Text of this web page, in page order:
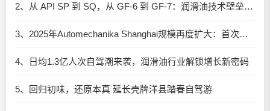
2、从 API SP 到 SQ，从 GF-6 到 GF-7：润滑油技术壁垒再升高，你准备好了吗？
3、2025年Automechanika Shanghai规模再度扩大：首次启用国家会展中心（上海）全部15个展馆
4、日均1.3亿人次自驾潮来袭，润滑油行业解锁增长新密码​
5、回归初味，还原本真 延长壳牌洋县踏春自驾游